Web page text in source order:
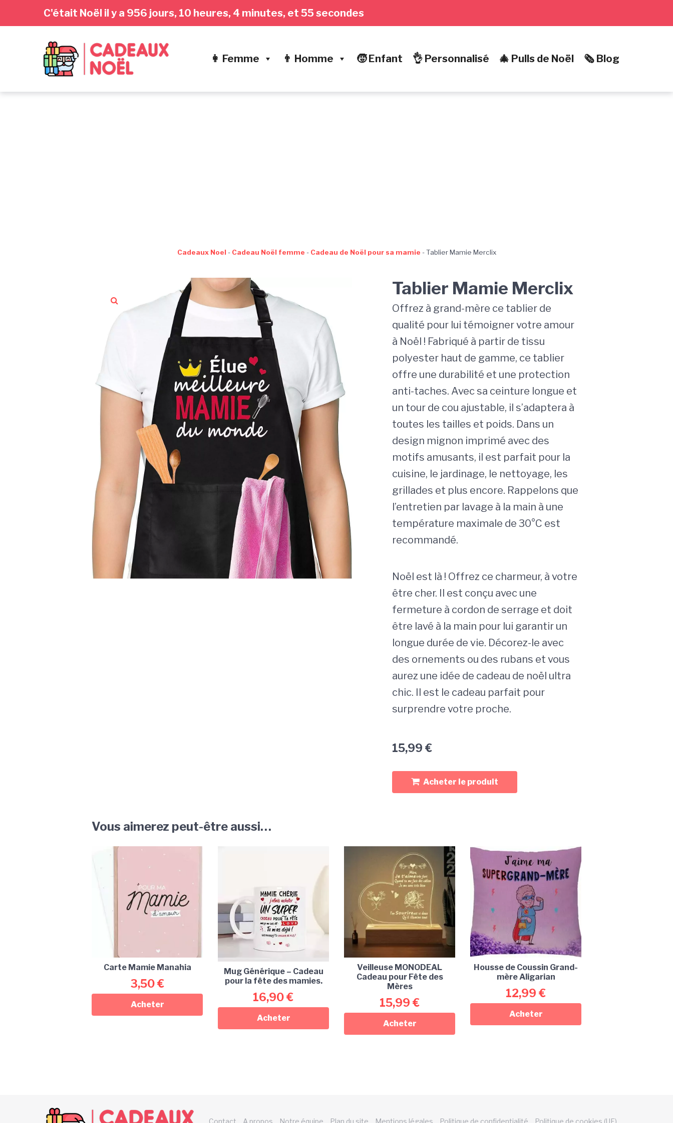
navigation
C'était Noël il y a 956 jours, 10 heures, 4 minutes, et 56 secondes
👩 Femme 👨 Homme 🧒 Enfant 👌 Personnalisé 🎄 Pulls de Noël 🗞️ Blog
Cadeaux Noel - Cadeau Noël femme - Cadeau de Noël pour sa mamie -Tablier Mamie Merclix
Tablier Mamie Merclix
Offrez à grand-mère ce tablier de
qualité pour lui témoigner votre amour
à Noël ! Fabriqué à partir de tissu
polyester haut de gamme, ce tablier
offre une durabilité et une protection
anti-taches. Avec sa ceinture longue et
un tour de cou ajustable, il s’adaptera à
toutes les tailles et poids. Dans un
design mignon imprimé avec des
motifs amusants, il est parfait pour la
cuisine, le jardinage, le nettoyage, les
grillades et plus encore. Rappelons que
l’entretien par lavage à la main à une
température maximale de 30°C est
recommandé.
Noël est là ! Offrez ce charmeur, à votre
être cher. Il est conçu avec une
fermeture à cordon de serrage et doit
être lavé à la main pour lui garantir un
longue durée de vie. Décorez-le avec
des ornements ou des rubans et vous
aurez une idée de cadeau de noël ultra
chic. Il est le cadeau parfait pour
surprendre votre proche.
15,99 €
Acheter le produit
Vous aimerez peut-être aussi…
Carte Mamie Manahia
3,50€
Acheter
Mug Générique – Cadeau
pour la fête des mamies.
16,90€
Acheter
Veilleuse MONODEAL
Cadeau pour Fête des
Mères
15,99 €
Acheter
Housse de Coussin Grand-
mère Aligarian
12,99 €
Acheter
Contact A propos Notre équipe Plan du site Mentions légales Politique de confidentialité Politique de cookies (UE)